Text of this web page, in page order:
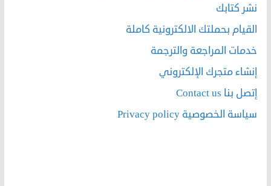
نشر كتابك
القيام بحملتك الالكترونية كاملة
خدمات المراجعة والترجمة
إنشاء متجرك الإلكتروني
إتصل بنا Contact us
سياسة الخصوصية Privacy policy